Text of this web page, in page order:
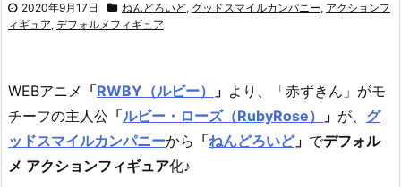
2020年9月17日 ねんどろいど, グッドスマイルカンパニー, アクションフ
ィギュア, デフォルメフィギュア
WEBアニメ 「RWBY（ルビー） 」 より、
「赤ずきん」がモ
チーフの主人公 「ルビー・ローズ（RubyRose） 」 が、 グ
ッドスマイルカンパニーから 「ねんどろいど」 でデフォル
メ アクションフィギュア化♪